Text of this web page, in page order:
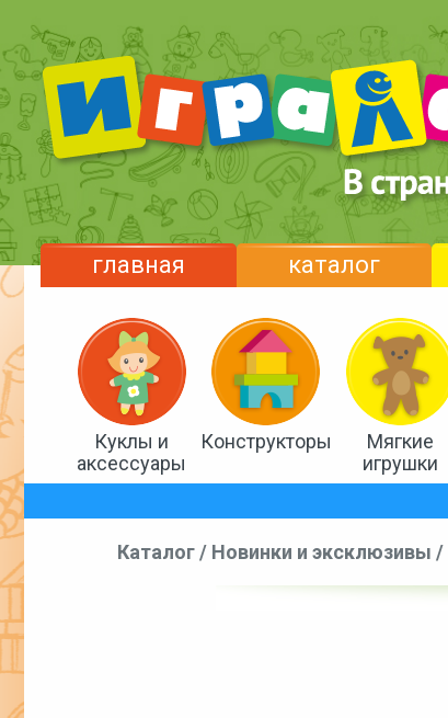
главная каталог
Куклы и
аксессуары
Конструкторы
Мягкие
игрушки
Каталог / Новинки и эксклюзивы /